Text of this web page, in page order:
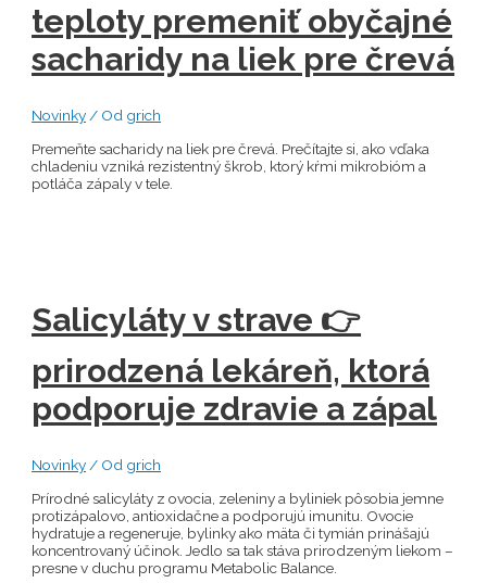
teploty premeniť obyčajné
sacharidy na liek pre črevá
Novinky / Od grich
Premeňte sacharidy na liek pre črevá. Prečítajte si, ako vďaka
chladeniu vzniká rezistentný škrob, ktorý kŕmi mikrobióm a
potláča zápaly v tele.
Salicyláty v strave 👉
prirodzená lekáreň, ktorá
podporuje zdravie a zápal
Novinky / Od grich
Prírodné salicyláty z ovocia, zeleniny a byliniek pôsobia jemne
protizápalovo, antioxidačne a podporujú imunitu. Ovocie
hydratuje a regeneruje, bylinky ako mäta či tymián prinášajú
koncentrovaný účinok. Jedlo sa tak stáva prirodzeným liekom –
presne v duchu programu Metabolic Balance.